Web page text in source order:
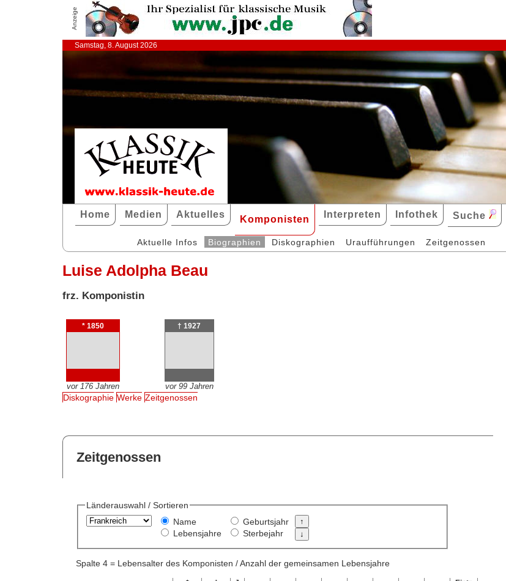
Anzeige
Samstag, 8. August 2026
Home Medien Aktuelles Komponisten Interpreten Infothek Suche
Aktuelle Infos Biographien Diskographien Uraufführungen Zeitgenossen
Luise Adolpha Beau
frz. Komponistin
* 1850
vor 176 Jahren
† 1927
vor 99 Jahren
Diskographie Werke Zeitgenossen
Zeitgenossen
Länderauswahl / Sortieren
Name
Lebensjahre
Geburtsjahr
Sterbejahr
Spalte 4 = Lebensalter des Komponisten / Anzahl der gemeinsamen Lebensjahre